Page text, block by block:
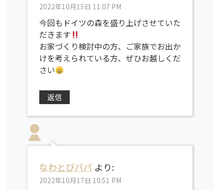
2022年10月15日 11:07 PM
今回もドイツの森を盛り上げさせていた
だきます
お家づくり検討中の方、ご家族でお出か
けを考えられている方、ぜひお越しくだ
さい
返信
なわとびパパ より:
2022年10月17日 10:51 PM